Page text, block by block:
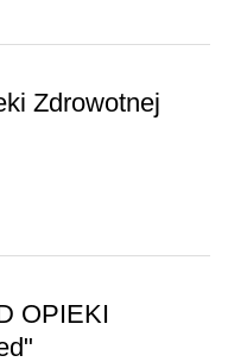
Zdrowotnej
OPIEKI